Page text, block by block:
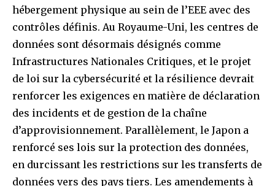
hébergement physique au sein de l’EEE avec des
contrôles définis. Au Royaume-Uni, les centres de
données sont désormais désignés comme
Infrastructures Nationales Critiques, et le projet
de loi sur la cybersécurité et la résilience devrait
renforcer les exigences en matière de déclaration
des incidents et de gestion de la chaîne
d’approvisionnement. Parallèlement, le Japon a
renforcé ses lois sur la protection des données,
en durcissant les restrictions sur les transferts de
données vers des pays tiers. Les amendements à